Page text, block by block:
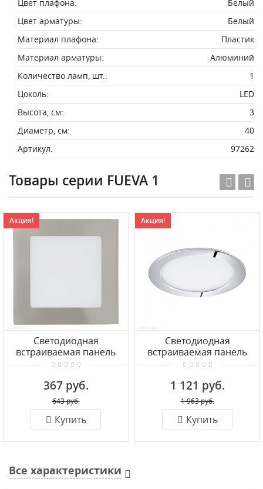
Цвет плафона:
Белый
Цвет арматуры:
Белый
Материал плафона:
Пластик
Материал арматуры:
Алюминий
Количество ламп, шт.:
1
Цоколь:
LED
Высота, см:
3
Диаметр, см:
40
Артикул:
97262
Товары серии FUEVA 1
Акция!
Светодиодная
встраиваемая панель
EGLO FUEVA 1 95276
367 руб.
643 руб.
Купить
Акция!
Светодиодная
встраиваемая панель
EGLO FUEVA 1 96055
1 121 руб.
1 963 руб.
Купить
Все характеристики